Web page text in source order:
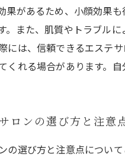
果があるため、小顔効果
。また、肌質やトラブル
には、信頼できるエステ
くれる場合があります。
ロンの選び方と注意
の選び方と注意点につい